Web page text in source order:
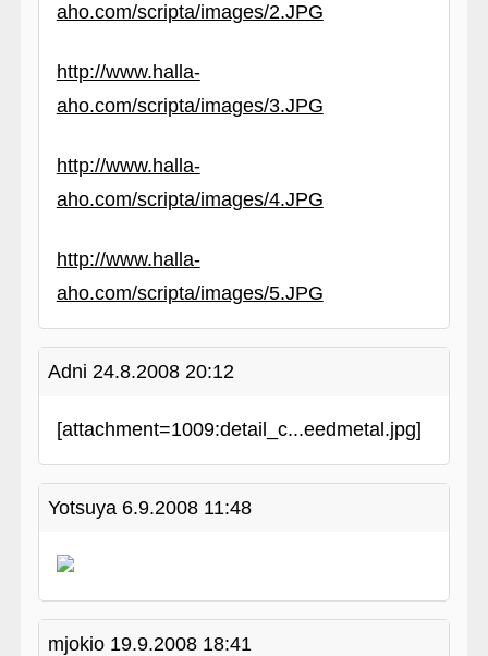
aho.com/scripta/images/2.JPG
http://www.halla-
aho.com/scripta/images/3.JPG
http://www.halla-
aho.com/scripta/images/4.JPG
http://www.halla-
aho.com/scripta/images/5.JPG
Adni 24.8.2008 20:12
[attachment=1009:detail_c...eedmetal.jpg]
Yotsuya 6.9.2008 11:48
mjokio 19.9.2008 18:41